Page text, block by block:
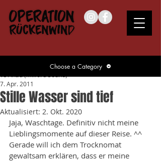
Stille Wasser sind tief
7. Apr. 2011
Aktualisiert: 2. Okt. 2020
Jaja, Waschtage. Definitiv nicht meine
Lieblingsmomente auf dieser Reise. ^^
Gerade will ich dem Trocknomat
gewaltsam erklären, dass er meine
Choose a Category